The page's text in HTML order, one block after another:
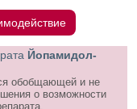
Йопамидол-
обобщающей и не
о возможности